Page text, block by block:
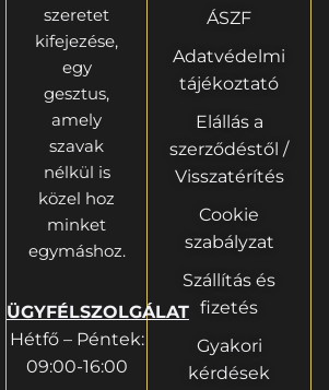
szeretet
kifejezése,
egy
gesztus,
amely
szavak
nélkül is
közel hoz
minket
egymáshoz.
ÜGYFÉLSZOLGÁLAT
Hétfő – Péntek:
09:00-16:00
ÁSZF
Adatvédelmi
tájékoztató
Elállás a
szerződéstől /
Visszatérítés
Cookie
szabályzat
Szállítás és
fizetés
Gyakori
kérdések